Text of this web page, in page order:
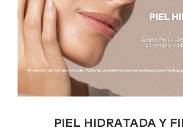
PIEL HIDRATADA Y